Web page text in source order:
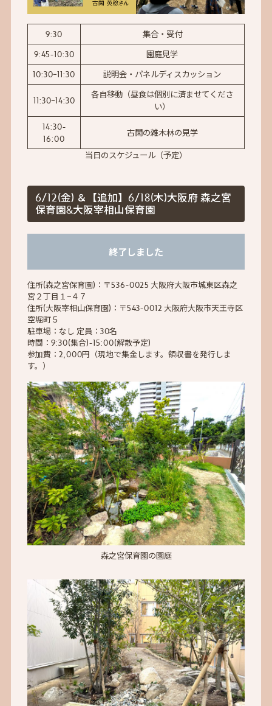
9:30
集合・受付
9:45-10:30
園庭見学
10:30ｰ11:30
説明会・パネルディスカッション
11:30ｰ14:30
各自移動（昼食は個別に済ませてくださ
い）
14:30-
16:00
古閑の雑木林の見学
当日のスケジュール（予定）
6/12(金) ＆【追加】6/18(木)大阪府 森之宮
保育園&大阪宰相山保育園
終了しました
住所(森之宮保育園)：〒536-0025 大阪府大阪市城東区森之
宮２丁目１−４７
住所(大阪宰相山保育園)：〒543-0012 大阪府大阪市天王寺区
空堀町５
駐車場：なし 定員：30名
時間：9:30(集合)-15:00(解散予定)
参加費：2,000円（現地で集金します。領収書を発行しま
す。）
森之宮保育園の園庭